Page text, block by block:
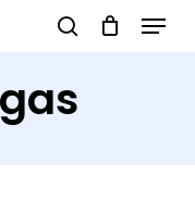
Menu